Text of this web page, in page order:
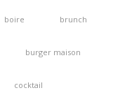
boire brunch
burger maison
cocktail